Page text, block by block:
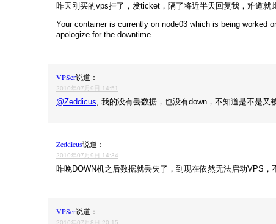
昨天刚买的vps挂了，发ticket，隔了将近半天回复我，难道就
Your container is currently on node03 which is being worked
apologize for the downtime.
VPSer说道：
2010年07月9日 14:51
@Zeddicus , 我的没有丢数据，也没有down，不知道是不是又
Zeddicus说道：
2010年07月9日 14:34
昨晚DOWN机之后数据就丢失了，到现在依然无法启动VPS，
VPSer说道：
2010年07月8日 20:15